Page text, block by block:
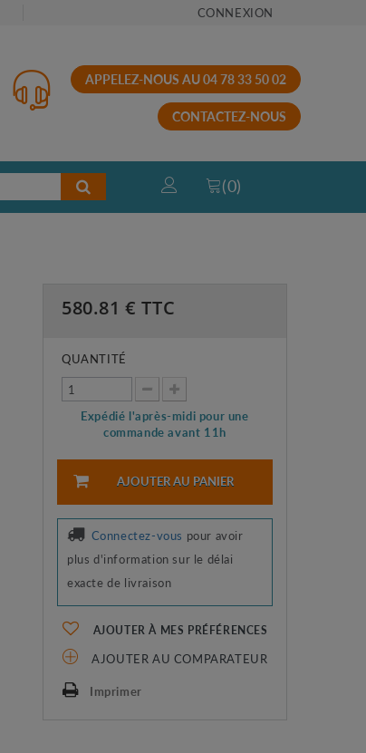
CONNEXION
APPELEZ-NOUS AU 04 78 33 50 02
CONTACTEZ-NOUS
(0)
580.81 € TTC
QUANTITÉ
Expédié l'après-midi pour une
commande avant 11h
AJOUTER AU PANIER
Connectez-vous pour avoir
plus d'information sur le délai
exacte de livraison
AJOUTER À MES PRÉFÉRENCES
AJOUTER AU COMPARATEUR
Imprimer